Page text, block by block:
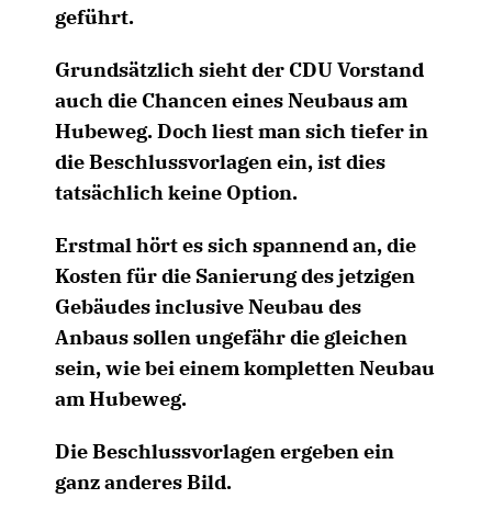
geführt.
Grundsätzlich sieht der CDU Vorstand
auch die Chancen eines Neubaus am
Hubeweg. Doch liest man sich tiefer in
die Beschlussvorlagen ein, ist dies
tatsächlich keine Option.
Erstmal hört es sich spannend an, die
Kosten für die Sanierung des jetzigen
Gebäudes inclusive Neubau des
Anbaus sollen ungefähr die gleichen
sein, wie bei einem kompletten Neubau
am Hubeweg.
Die Beschlussvorlagen ergeben ein
ganz anderes Bild.